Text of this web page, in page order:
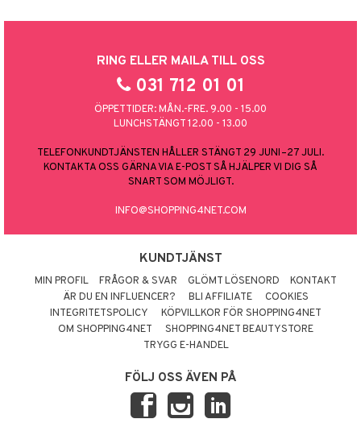
RING ELLER MAILA TILL OSS
031 712 01 01
ÖPPETTIDER: MÅN.-FRE. 9.00 - 15.00
LUNCHSTÄNGT 12.00 - 13.00
TELEFONKUNDTJÄNSTEN HÅLLER STÄNGT 29 JUNI–27 JULI.
KONTAKTA OSS GÄRNA VIA E-POST SÅ HJÄLPER VI DIG SÅ
SNART SOM MÖJLIGT.
INFO@SHOPPING4NET.COM
KUNDTJÄNST
MIN PROFIL FRÅGOR & SVAR GLÖMT LÖSENORD
KONTAKT
ÄR DU EN INFLUENCER?
BLI AFFILIATE
COOKIES
INTEGRITETSPOLICY
KÖPVILLKOR FÖR SHOPPING4NET
OM SHOPPING4NET
SHOPPING4NET BEAUTYSTORE
TRYGG E-HANDEL
FÖLJ OSS ÄVEN PÅ